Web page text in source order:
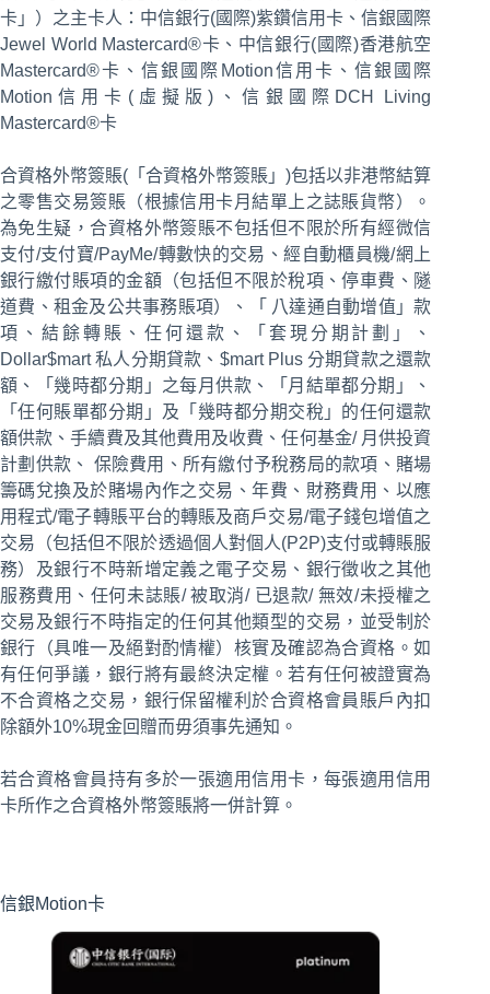
卡」）之主卡人：中信銀行(國際)紫鑽信用卡、信銀國際
Jewel World Mastercard®卡、中信銀行(國際)香港航空
Mastercard®卡、信銀國際Motion信用卡、信銀國際
Motion信用卡(虛擬版)、信銀國際DCH Living
Mastercard®卡
合資格外幣簽賬(「合資格外幣簽賬」)包括以非港幣結算
之零售交易簽賬（根據信用卡月結單上之誌賬貨幣）。
為免生疑，合資格外幣簽賬不包括但不限於所有經微信
支付/支付寶/PayMe/轉數快的交易、經自動櫃員機/網上
銀行繳付賬項的金額（包括但不限於稅項、停車費、隧
道費、租金及公共事務賬項）、「 八達通自動增值」款
項、結餘轉賬、任何還款、「套現分期計劃」、
Dollar$mart 私人分期貸款、$mart Plus 分期貸款之還款
額、「幾時都分期」之每月供款、「月結單都分期」、
「任何賬單都分期」及「幾時都分期交稅」的任何還款
額供款、手續費及其他費用及收費、任何基金/ 月供投資
計劃供款、 保險費用、所有繳付予稅務局的款項、賭場
籌碼兌換及於賭場內作之交易、年費、財務費用、以應
用程式/電子轉賬平台的轉賬及商戶交易/電子錢包增值之
交易（包括但不限於透過個人對個人(P2P)支付或轉賬服
務）及銀行不時新增定義之電子交易、銀行徵收之其他
服務費用、任何未誌賬/ 被取消/ 已退款/ 無效/未授權之
交易及銀行不時指定的任何其他類型的交易，並受制於
銀行（具唯一及絕對酌情權）核實及確認為合資格。如
有任何爭議，銀行將有最終決定權。若有任何被證實為
不合資格之交易，銀行保留權利於合資格會員賬戶內扣
除額外10%現金回贈而毋須事先通知。
若合資格會員持有多於一張適用信用卡，每張適用信用
卡所作之合資格外幣簽賬將一併計算。
信銀Motion卡